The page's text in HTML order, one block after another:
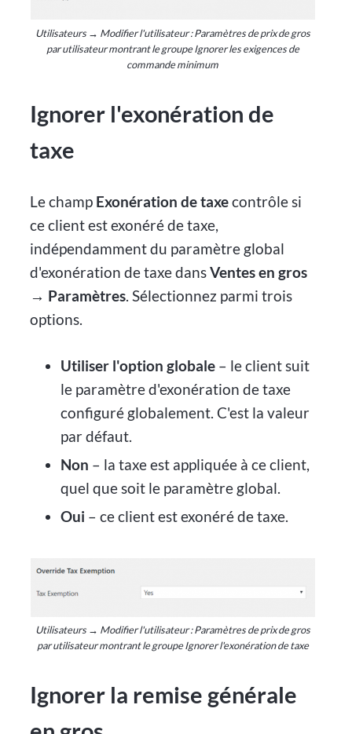
Utilisateurs → Modifier l'utilisateur : Paramètres de prix de gros
par utilisateur montrant le groupe Ignorer les exigences de
commande minimum
Ignorer l'exonération de
taxe
Le champ Exonération de taxecontrôle si
ce client est exonéré de taxe,
indépendamment du paramètre global
d'exonération de taxe dansVentes en gros
→ Paramètres. Sélectionnez parmi trois
options.
Utiliser l'option globale– le client suit
le paramètre d'exonération de taxe
configuré globalement. C'est la valeur
par défaut.
Non – la taxe est appliquée à ce client,
quel que soit le paramètre global.
Oui – ce client est exonéré de taxe.
Utilisateurs → Modifier l'utilisateur : Paramètres de prix de gros
par utilisateur montrant le groupe Ignorer l'exonération de taxe
Ignorer la remise générale